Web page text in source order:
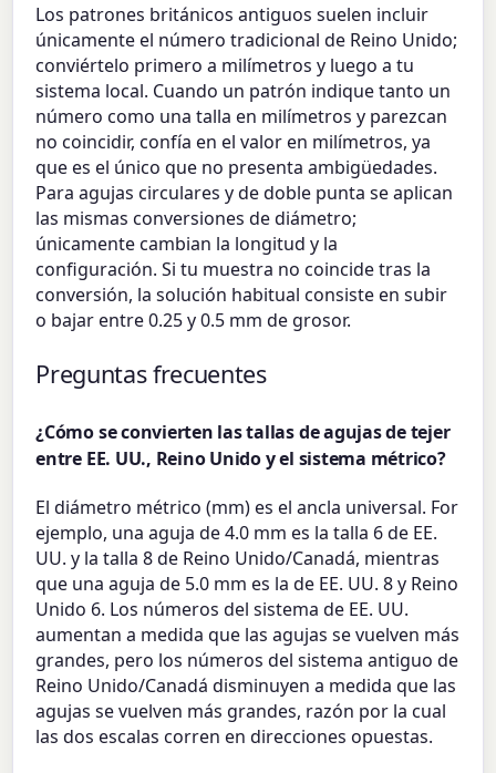
Los patrones británicos antiguos suelen incluir
únicamente el número tradicional de Reino Unido;
conviértelo primero a milímetros y luego a tu
sistema local. Cuando un patrón indique tanto un
número como una talla en milímetros y parezcan
no coincidir, confía en el valor en milímetros, ya
que es el único que no presenta ambigüedades.
Para agujas circulares y de doble punta se aplican
las mismas conversiones de diámetro;
únicamente cambian la longitud y la
configuración. Si tu muestra no coincide tras la
conversión, la solución habitual consiste en subir
o bajar entre 0.25 y 0.5 mm de grosor.
Preguntas frecuentes
¿Cómo se convierten las tallas de agujas de tejer
entre EE. UU., Reino Unido y el sistema métrico?
El diámetro métrico (mm) es el ancla universal. For
ejemplo, una aguja de 4.0 mm es la talla 6 de EE.
UU. y la talla 8 de Reino Unido/Canadá, mientras
que una aguja de 5.0 mm es la de EE. UU. 8 y Reino
Unido 6. Los números del sistema de EE. UU.
aumentan a medida que las agujas se vuelven más
grandes, pero los números del sistema antiguo de
Reino Unido/Canadá disminuyen a medida que las
agujas se vuelven más grandes, razón por la cual
las dos escalas corren en direcciones opuestas.